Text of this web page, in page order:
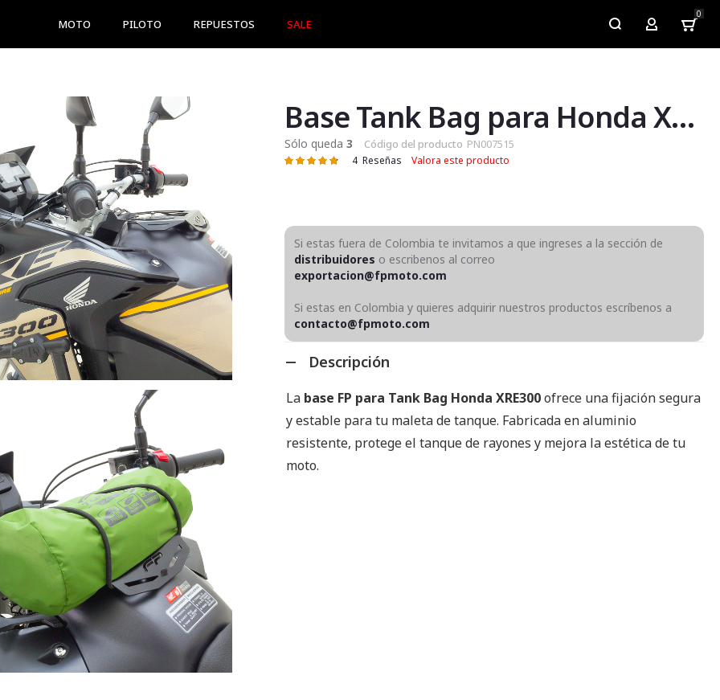
MOTO PILOTO REPUESTOS SALE My Account
0
Base Tank Bag para Honda XRE 300
Sólo queda3 Código del producto PN007515
Valoración: 4 Reseñas Valora este producto
Si estas fuera de Colombia te invitamos a que ingreses a la sección de
distribuidores o escribenos al correo
exportacion@fpmoto.com
Si estas en Colombia y quieres adquirir nuestros productos escríbenos a
contacto@fpmoto.com
Descripción
La base FP para Tank Bag Honda XRE300ofrece una fijación segura
y estable para tu maleta de tanque. Fabricada en aluminio
resistente, protege el tanque de rayones y mejora la estética de tu
moto.